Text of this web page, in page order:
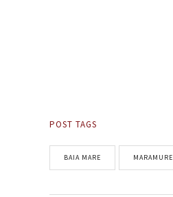
POST TAGS
BAIA MARE